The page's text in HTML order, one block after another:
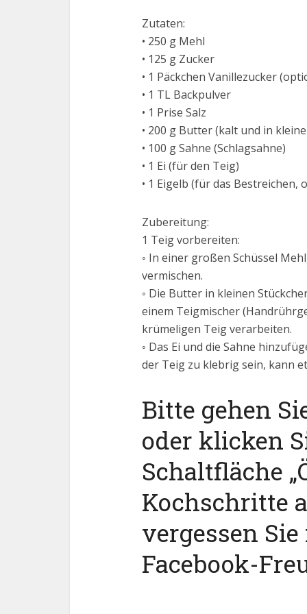
Zutaten:
• 250 g Mehl
• 125 g Zucker
• 1 Päckchen Vanillezucker
• 1 TL Backpulver
• 1 Prise Salz
• 200 g Butter (kalt und in
• 100 g Sahne (Schlagsahne)
• 1 Ei (für den Teig)
• 1 Eigelb (für das Bestreichen,
Zubereitung:
1 Teig vorbereiten:
◦ In einer großen Schüssel
vermischen.
◦ Die Butter in kleinen
einem Teigmischer
krümeligen Teig verarbeiten.
◦ Das Ei und die Sahne
der Teig zu klebrig sein, kann
Bitte gehen
oder klicken
Schaltfläche
Kochschritte
vergessen
Facebook-